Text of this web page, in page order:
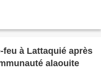
à Lattaquié après
alaouite